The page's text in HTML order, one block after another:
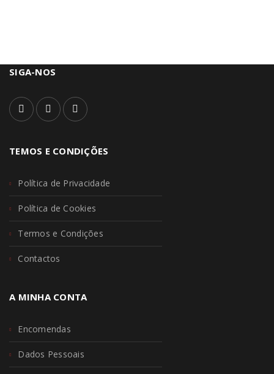
SIGA-NOS
TEMOS E CONDIÇÕES
Política de Privacidade
Política de Cookies
Termos e Condições
Contactos
A MINHA CONTA
Encomendas
Dados Pessoais